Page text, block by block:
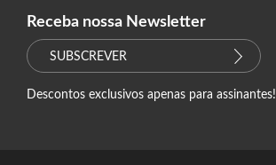
Receba nossa Newsletter
SUBSCREVER
Descontos exclusivos apenas para assinantes!